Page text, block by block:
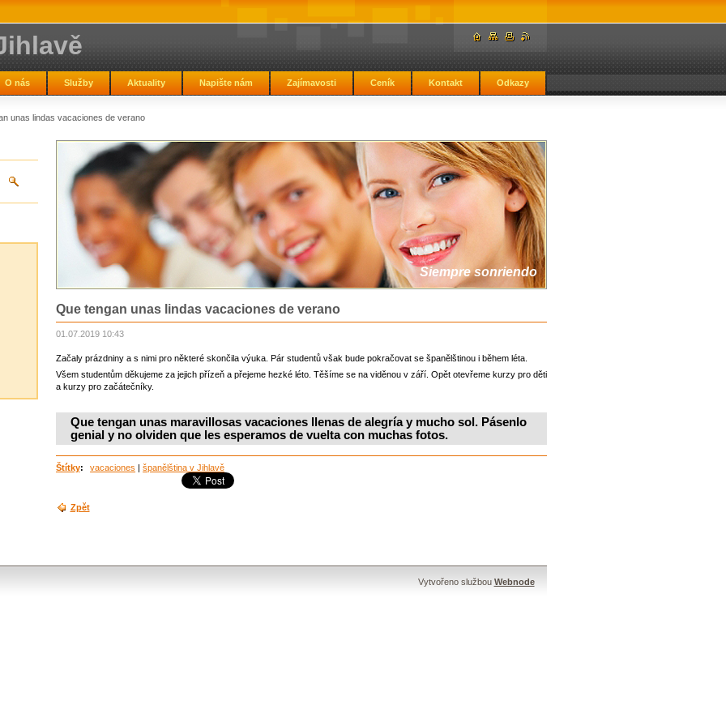
O nás Služby Aktuality Napište nám Zajímavosti Ceník Kontakt Odkazy
unas lindas vacaciones de verano
Siempre sonriendo
Que tengan unas lindas vacaciones de verano
01.07.2019 10:43
Začaly prázdniny a s nimi pro některé skončila výuka. Pár studentů však bude pokračovat se španělštinou i během léta.
Všem studentům děkujeme za jejich přízeň a přejeme hezké léto. Těšíme se na viděnou v září. Opět otevřeme kurzy pro děti
a kurzy pro začátečníky.
Que tengan unas maravillosas vacaciones llenas de alegría y mucho sol. Pásenlo
genial y no olviden que les esperamos de vuelta con muchas fotos.
Štítky: vacaciones španělština v Jihlavě
Zpět
Vytvořeno službou Webnode